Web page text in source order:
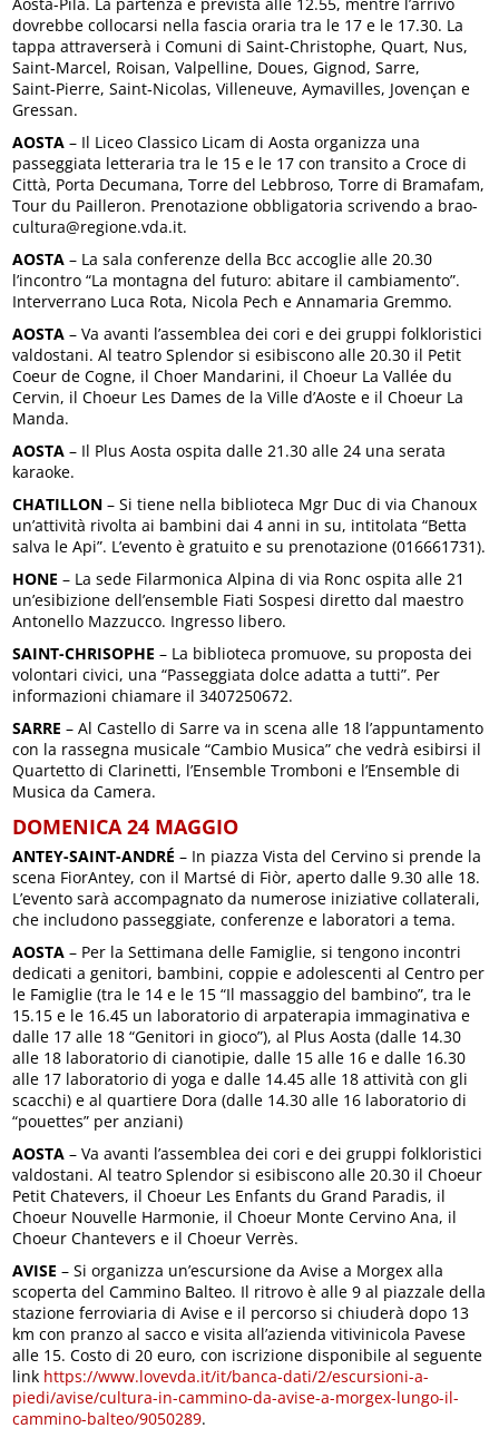
dovrebbe collocarsi nella fascia oraria tra le 17 e le 17.30. La
tappa attraverserà i Comuni di Saint‑Christophe, Quart, Nus,
Saint‑Marcel, Roisan, Valpelline, Doues, Gignod, Sarre,
Saint‑Pierre, Saint‑Nicolas, Villeneuve, Aymavilles, Jovençan e
Gressan.
AOSTA – Il Liceo Classico Licam di Aosta organizza una
passeggiata letteraria tra le 15 e le 17 con transito a Croce di
Città, Porta Decumana, Torre del Lebbroso, Torre di Bramafam,
Tour du Pailleron. Prenotazione obbligatoria scrivendo a brao-
cultura@regione.vda.it.
AOSTA – La sala conferenze della Bcc accoglie alle 20.30
l’incontro “La montagna del futuro: abitare il cambiamento”.
Interverrano Luca Rota, Nicola Pech e Annamaria Gremmo.
AOSTA – Va avanti l’assemblea dei cori e dei gruppi folkloristici
valdostani. Al teatro Splendor si esibiscono alle 20.30 il Petit
Coeur de Cogne, il Choer Mandarini, il Choeur La Vallée du
Cervin, il Choeur Les Dames de la Ville d’Aoste e il Choeur La
Manda.
AOSTA – Il Plus Aosta ospita dalle 21.30 alle 24 una serata
karaoke.
CHATILLON – Si tiene nella biblioteca Mgr Duc di via Chanoux
un’attività rivolta ai bambini dai 4 anni in su, intitolata “Betta
salva le Api”. L’evento è gratuito e su prenotazione (016661731).
HONE – La sede Filarmonica Alpina di via Ronc ospita alle 21
un’esibizione dell’ensemble Fiati Sospesi diretto dal maestro
Antonello Mazzucco. Ingresso libero.
SAINT-CHRISOPHE – La biblioteca promuove, su proposta dei
volontari civici, una “Passeggiata dolce adatta a tutti”. Per
informazioni chiamare il 3407250672.
SARRE – Al Castello di Sarre va in scena alle 18 l’appuntamento
con la rassegna musicale “Cambio Musica” che vedrà esibirsi il
Quartetto di Clarinetti, l’Ensemble Tromboni e l’Ensemble di
Musica da Camera.
DOMENICA 24 MAGGIO
ANTEY-SAINT-ANDRÉ – In piazza Vista del Cervino si prende la
scena FiorAntey, con il Martsé di Fiòr, aperto dalle 9.30 alle 18.
L’evento sarà accompagnato da numerose iniziative collaterali,
che includono passeggiate, conferenze e laboratori a tema.
AOSTA – Per la Settimana delle Famiglie, si tengono incontri
dedicati a genitori, bambini, coppie e adolescenti al Centro per
le Famiglie (tra le 14 e le 15 “Il massaggio del bambino”, tra le
15.15 e le 16.45 un laboratorio di arpaterapia immaginativa e
dalle 17 alle 18 “Genitori in gioco”), al Plus Aosta (dalle 14.30
alle 18 laboratorio di cianotipie, dalle 15 alle 16 e dalle 16.30
alle 17 laboratorio di yoga e dalle 14.45 alle 18 attività con gli
scacchi) e al quartiere Dora (dalle 14.30 alle 16 laboratorio di
“pouettes” per anziani)
AOSTA – Va avanti l’assemblea dei cori e dei gruppi folkloristici
valdostani. Al teatro Splendor si esibiscono alle 20.30 il Choeur
Petit Chatevers, il Choeur Les Enfants du Grand Paradis, il
Choeur Nouvelle Harmonie, il Choeur Monte Cervino Ana, il
Choeur Chantevers e il Choeur Verrès.
AVISE – Si organizza un’escursione da Avise a Morgex alla
scoperta del Cammino Balteo. Il ritrovo è alle 9 al piazzale della
stazione ferroviaria di Avise e il percorso si chiuderà dopo 13
km con pranzo al sacco e visita all’azienda vitivinicola Pavese
alle 15. Costo di 20 euro, con iscrizione disponibile al seguente
link https://www.lovevda.it/it/banca-dati/2/escursioni-a-
piedi/avise/cultura-in-cammino-da-avise-a-morgex-lungo-il-
cammino-balteo/9050289.